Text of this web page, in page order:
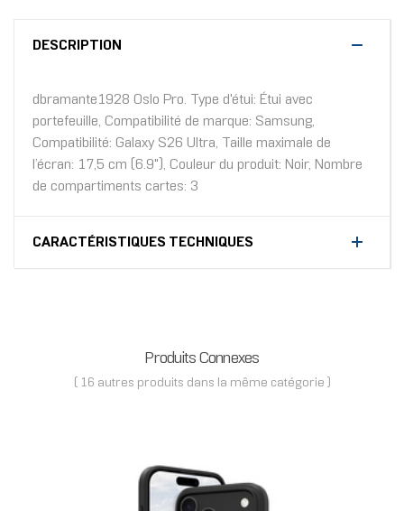
DESCRIPTION
dbramante1928 Oslo Pro. Type d'étui: Étui avec
portefeuille, Compatibilité de marque: Samsung,
Compatibilité: Galaxy S26 Ultra, Taille maximale de
l’écran: 17,5 cm (6.9"), Couleur du produit: Noir, Nombre
de compartiments cartes: 3
CARACTÉRISTIQUES TECHNIQUES
Produits Connexes
( 16 autres produits dans la même catégorie )